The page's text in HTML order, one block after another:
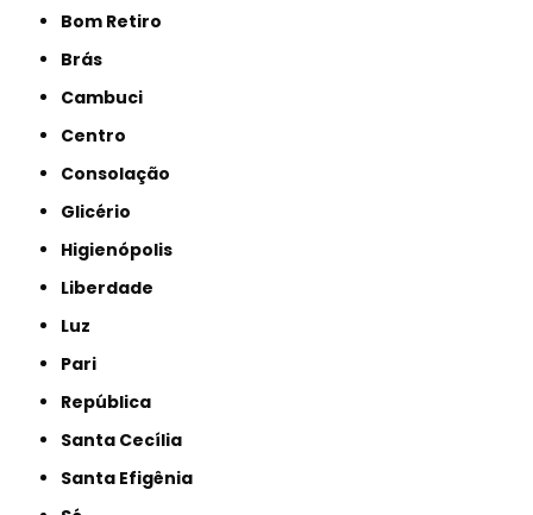
Bom Retiro
Brás
Cambuci
Centro
Consolação
Glicério
Higienópolis
Liberdade
Luz
Pari
República
Santa Cecília
Santa Efigênia